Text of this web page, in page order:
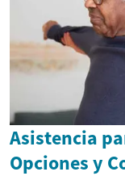
Asistencia
Opciones y